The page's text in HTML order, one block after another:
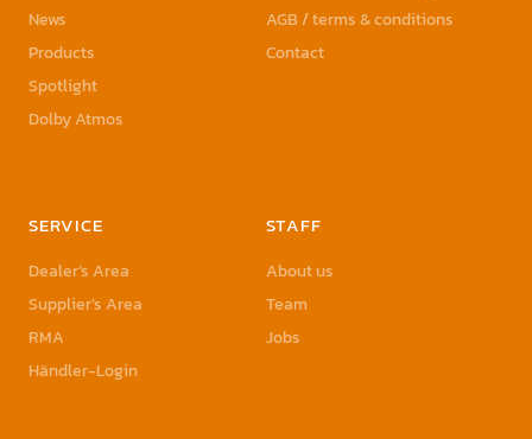
News
Products
Spotlight
Dolby Atmos
AGB / terms & conditions
Contact
SERVICE
Dealer’s Area
Supplier’s Area
RMA
Händler-Login
STAFF
About us
Team
Jobs